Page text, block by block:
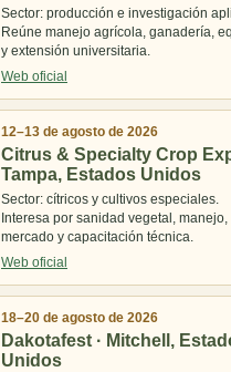
Sector: producción e investigación
Reúne manejo agrícola, ganadería,
y extensión universitaria.
Web oficial
12–13 de agosto de 2026
Citrus & Specialty Crop
Tampa, Estados Unidos
Sector: cítricos y cultivos especiales.
Interesa por sanidad vegetal, manejo,
mercado y capacitación técnica.
Web oficial
18–20 de agosto de 2026
Dakotafest · Mitchell,
Unidos